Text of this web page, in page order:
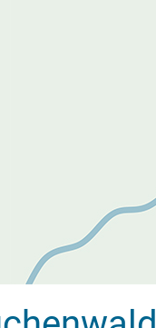
gescannt? Hier